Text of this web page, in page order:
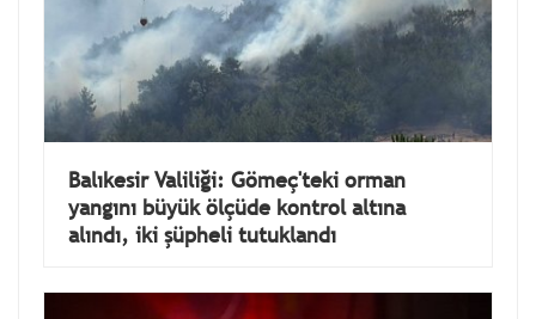
Balıkesir Valiliği: Gömeç'teki orman
yangını büyük ölçüde kontrol altına
alındı, iki şüpheli tutuklandı